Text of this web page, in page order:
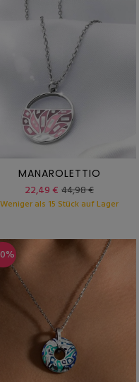
MANAROLETTIO
22,49 € 44,98 €
Weniger als 15 Stück auf Lager